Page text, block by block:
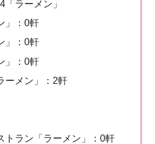
「ラーメン」
」：0軒
」：0軒
」：0軒
ーメン」：2軒
トラン「ラーメン」：0軒